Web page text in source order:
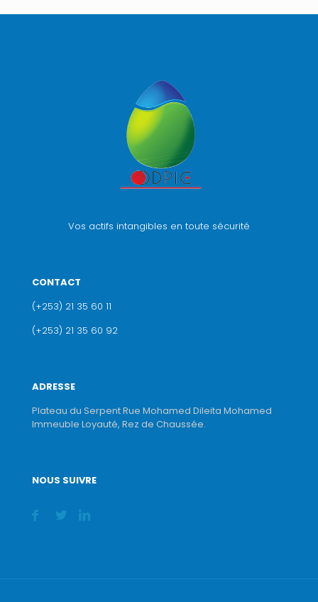
Vos actifs intangibles en toute sécurité
CONTACT
(+253) 21 35 60 11
(+253) 21 35 60 92
ADRESSE
Plateau du Serpent Rue Mohamed Dileita Mohamed
Immeuble Loyauté, Rez de Chaussée.
NOUS SUIVRE